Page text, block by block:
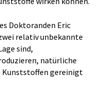
Doktoranden Eric
relativ unbekannte
sind,
natürliche
Kunststoffen gereinigt